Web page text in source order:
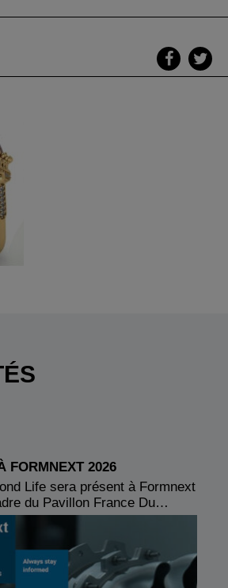
FORMNEXT 2026
Life sera présent à Formnext
du Pavillon France Du…